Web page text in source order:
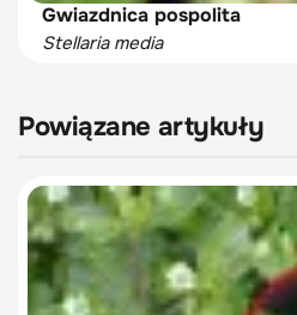
Gwiazdnica pospolita
Stellaria media
Powiązane artykuły